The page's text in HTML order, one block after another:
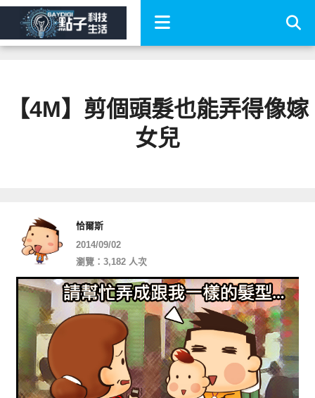
【4M】剪個頭髮也能弄得像嫁
女兒
恰爾斯
2014/09/02
瀏覽：3,182 人次